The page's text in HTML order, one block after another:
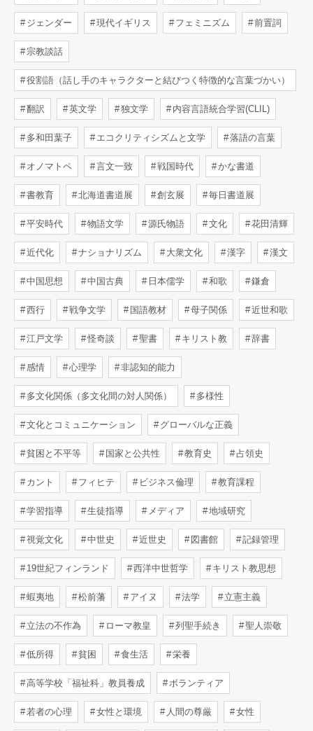
ジェンダー 現代イギリス フェミニズム 前置詞
宗教談話
役割語（話し手のキャラクターと結びつく特徴的な言葉づかい）
翻訳 英文学 独文学 内容言語統合学習(CLIL)
多和田葉子 エコクリティシズムと文学 落語の言葉
オノマトペ 言文一致 戦国時代 かな書道
書教育 北海道書道展 創玄展 毎日書道展
平安時代 物語文学 源氏物語 文化 花田清輝
近代化 ナショナリズム 大衆文化 漢字 漢文
中国思想 中国古典 日本儒学 和歌 鎌倉
西行 戦争文学 国語教材 母子関係 近世和歌
江戸文学 怪奇談 聖書 キリスト教 辞書
感情 心理学 非認知的能力
多文化関係（多文化間の対人関係） 多様性
文化とコミュニケーション グローバルな正義
貧困と不平等 国家と公共性 教育史 占領史
カント フィヒテ ビジネス倫理 教育課程
学習指導 生徒指導 メディア 地域研究
視覚文化 中世史 近世史 図書館 記録管理
19世紀フィンランド 西洋中世哲学 キリスト教思想
蝦夷地 松前藩 アイヌ 法学 立憲主義
立法の不作為 ローマ教皇 列聖手続き 聖人崇敬
低所得 貧困 食生活 栄養
高等学校「福祉科」教員養成 ボランティア
若者の心理 女性と環境 人間の尊厳 女性